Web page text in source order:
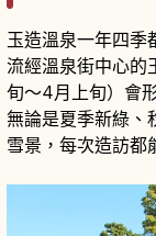
玉造溫泉一年四季
流經溫泉街中心的
旬～4月上旬）會
無論是夏季新綠、
雪景，每次造訪都